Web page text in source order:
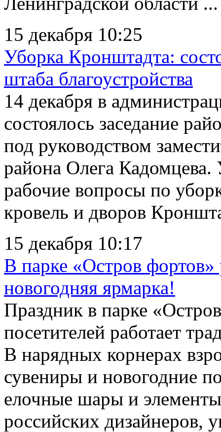
15 декабря 10:25
Уборка Кронштадта:
штаба благоустройства
14 декабря в
состоялось заседание
под руководством
района Олега Кадомцева.
рабочие вопросы по
кровель и дворов
15 декабря 10:17
В парке «Остров фортов»
новогодняя ярмарка!
Праздник в парке
посетителей работает
В нарядных корнерах
сувениры и новогодние
елочные шары и элементы
российских дизайнеров,